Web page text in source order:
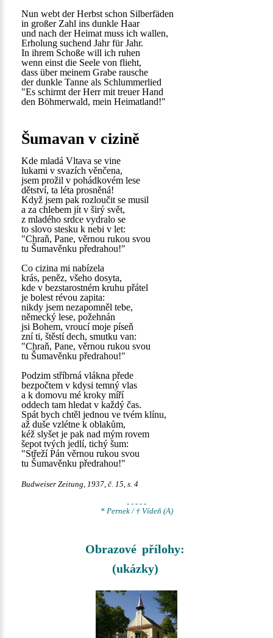
Nun webt der Herbst schon Silberfäden
in großer Zahl ins dunkle Haar
und nach der Heimat muss ich wallen,
Erholung suchend Jahr für Jahr.
In ihrem Schoße will ich ruhen
wenn einst die Seele von flieht,
dass über meinem Grabe rausche
der dunkle Tanne als Schlummerlied
"Es schirmt der Herr mit treuer Hand
den Böhmerwald, mein Heimatland!"
Šumavan v cizině
Kde mladá Vltava se vine
lukami v svazích věnčena,
jsem prožil v pohádkovém lese
dětství, ta léta prosněná!
Když jsem pak rozloučit se musil
a za chlebem jít v širý svět,
z mladého srdce vydralo se
to slovo stesku k nebi v let:
"Chraň, Pane, věrnou rukou svou
tu Šumavěnku předrahou!"
Co cizina mi nabízela
krás, peněz, všeho dosyta,
kde v bezstarostném kruhu přátel
je bolest révou zapita:
nikdy jsem nezapomněl tebe,
německý lese, požehnán
jsi Bohem, vroucí moje píseň
zní ti, štěstí dech, smutku van:
"Chraň, Pane, věrnou rukou svou
tu Šumavěnku předrahou!"
Podzim stříbrná vlákna přede
bezpočtem v kdysi temný vlas
a k domovu mé kroky míří
oddech tam hledat v každý čas.
Spát bych chtěl jednou ve tvém klínu,
až duše vzlétne k oblakům,
kéž slyšet je pak nad mým rovem
šepot tvých jedlí, tichý šum:
"Střeží Pán věrnou rukou svou
tu Šumavěnku předrahou!"
Budweiser Zeitung, 1937, č. 15, s. 4
- - - - -
* Pernek / † Vídeň (A)
Obrazové přílohy:
(ukázky)